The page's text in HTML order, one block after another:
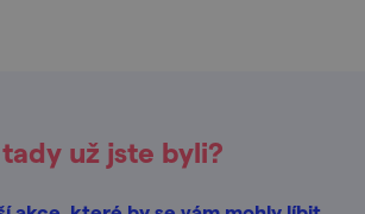
už jste byli?